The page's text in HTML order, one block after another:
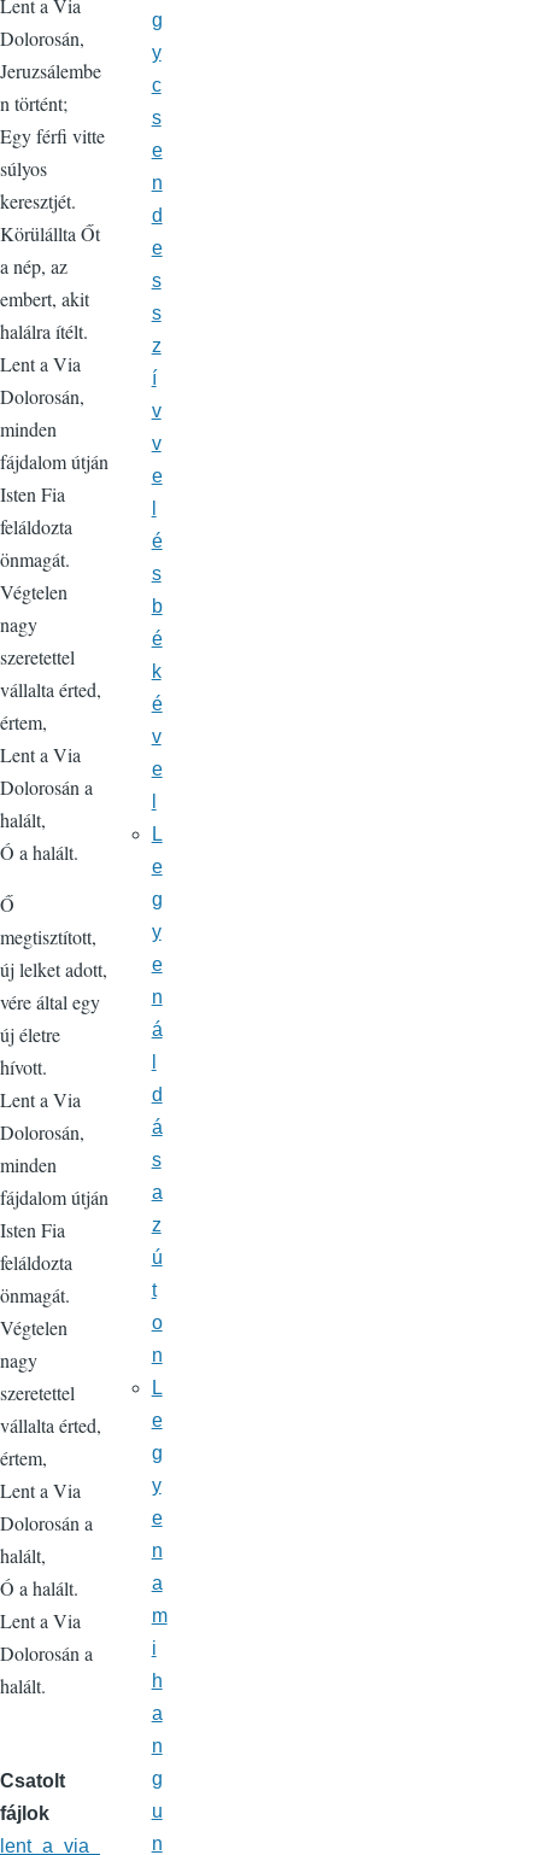
Lent a Via
Dolorosán,
Jeruzsálembe
n történt;
Egy férfi vitte
súlyos
keresztjét.
Körülállta Őt
a nép, az
embert, akit
halálra ítélt.
Lent a Via
Dolorosán,
minden
fájdalom útján
Isten Fia
feláldozta
önmagát.
Végtelen
nagy
szeretettel
vállalta érted,
értem,
Lent a Via
Dolorosán a
halált,
Ó a halált.
Ő
megtisztított,
új lelket adott,
vére által egy
új életre
hívott.
Lent a Via
Dolorosán,
minden
fájdalom útján
Isten Fia
feláldozta
önmagát.
Végtelen
nagy
szeretettel
vállalta érted,
értem,
Lent a Via
Dolorosán a
halált,
Ó a halált.
Lent a Via
Dolorosán a
halált.
Csatolt
fájlok
lent_a_via_
g
y
c
s
e
n
d
e
s
s
z
í
v
v
e
é
s
b
é
k
é
v
e
L
e
g
y
e
n
á
d
á
s
a
z
ú
t
o
n
L
e
g
y
e
n
a
m
i
h
a
n
g
u
n